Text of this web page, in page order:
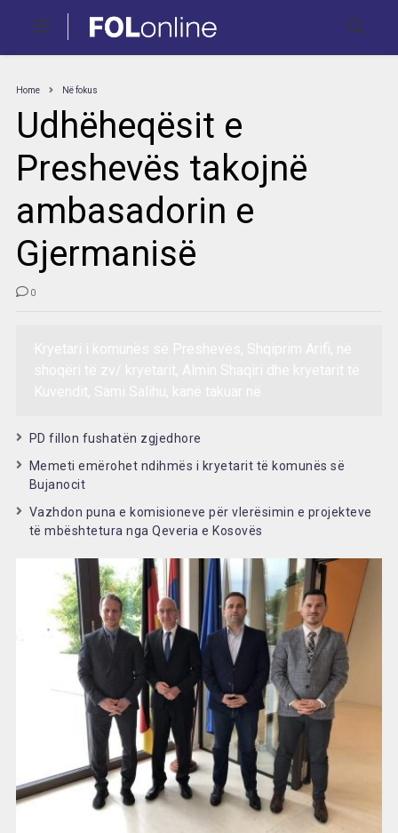
Home Në fokus
Udhëheqësit e
Preshevës takojnë
ambasadorin e
Gjermanisë
0
PD fillon fushatën zgjedhore
Memeti emërohet ndihmës i kryetarit të komunës së
Bujanocit
Vazhdon puna e komisioneve për vlerësimin e projekteve
të mbështetura nga Qeveria e Kosovës